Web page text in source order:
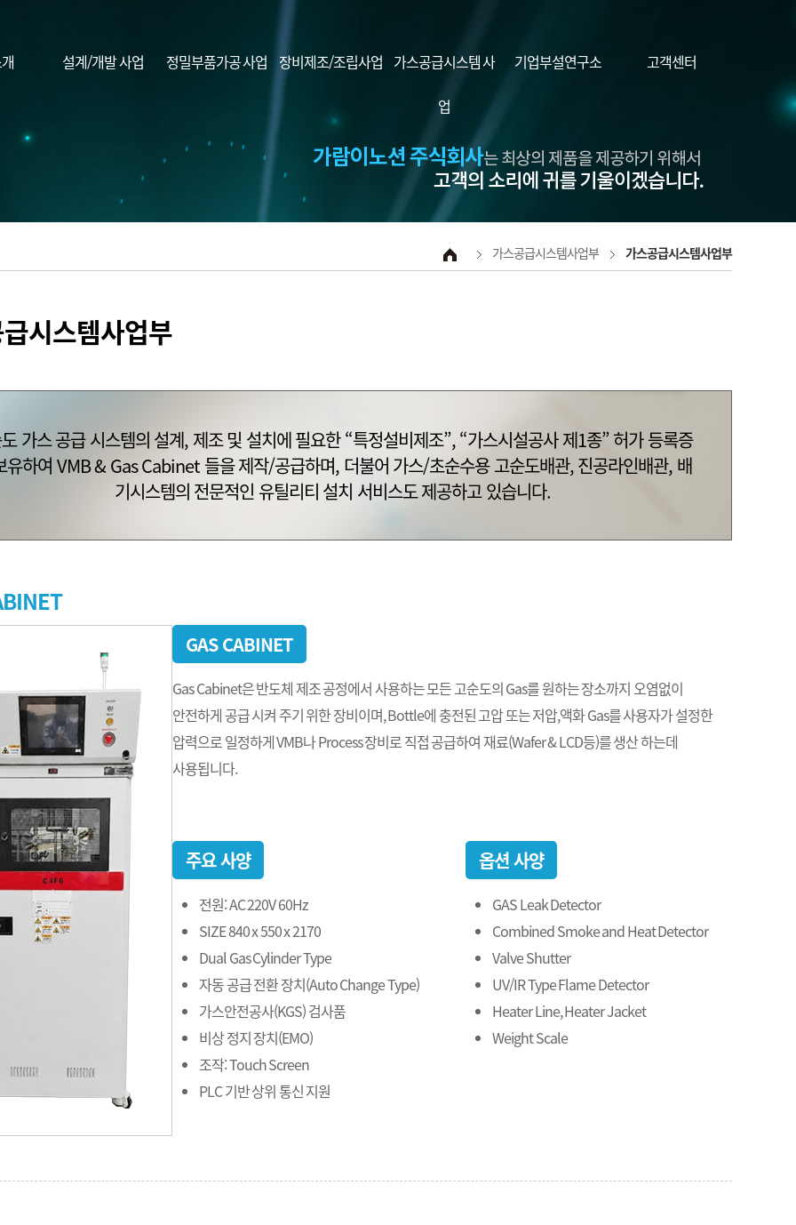
설계/개발 사업 정밀부품가공 사업 장비제조/조립사업 가스공급시스템 사
업
기업부설연구소 고객센터
가스공급시스템사업부 가스공급시스템사업부
시스템사업부
가스 공급 시스템의 설계, 제조 및 설치에 필요한 “특정설비제조”, “가스시설공사 제1종” 허가 등록증
유하여 VMB & Gas Cabinet 들을 제작/공급하며, 더불어 가스/초순수용 고순도배관, 진공라인배관, 배
기시스템의 전문적인 유틸리티 설치 서비스도 제공하고 있습니다.
GAS CABINET
Gas Cabinet은 반도체 제조 공정에서 사용하는 모든 고순도의 Gas를 원하는 장소까지 오염없이
안전하게 공급 시켜 주기 위한 장비이며, Bottle에 충전된 고압 또는 저압,액화 Gas를 사용자가 설정한
압력으로 일정하게 VMB나 Process 장비로 직접 공급하여 재료(Wafer & LCD등)를 생산 하는데
사용됩니다.
주요 사양
전원: AC 220V 60Hz
SIZE 840 x 550 x 2170
Dual Gas Cylinder Type
자동 공급 전환 장치(Auto Change Type)
가스안전공사(KGS) 검사품
비상 정지 장치(EMO)
조작: Touch Screen
PLC 기반 상위 통신 지원
옵션 사양
GAS Leak Detector
Combined Smoke and Heat Detector
Valve Shutter
UV/IR Type Flame Detector
Heater Line, Heater Jacket
Weight Scale